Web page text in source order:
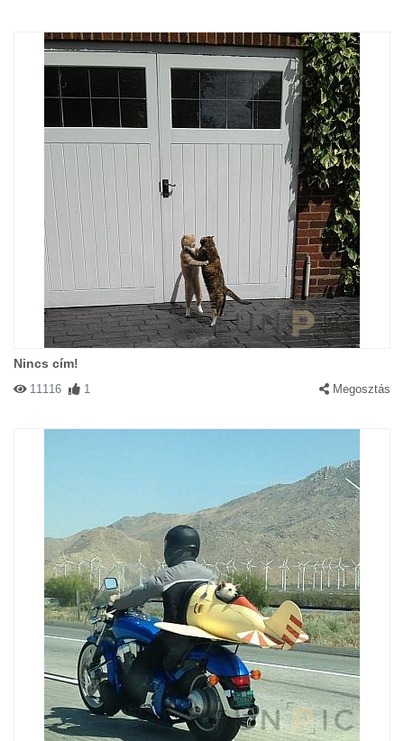
Nincs cím!
11116 1 Megosztás